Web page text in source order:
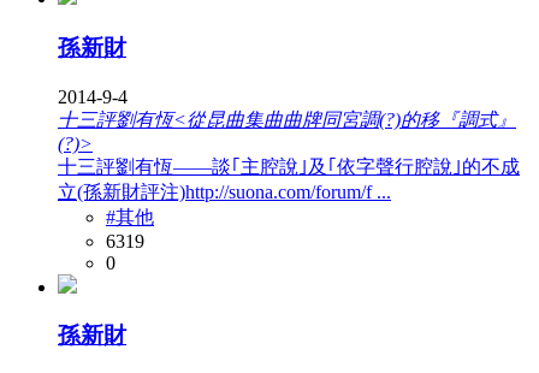
孫新財
2014-9-4
十三評劉有恆<從昆曲集曲曲牌同宮調(?)的移『調式』
(?)>
十三評劉有恆——談｢主腔說｣及｢依字聲行腔說｣的不成
立(孫新財評注)http://suona.com/forum/f ...
#其他
6319
0
孫新財